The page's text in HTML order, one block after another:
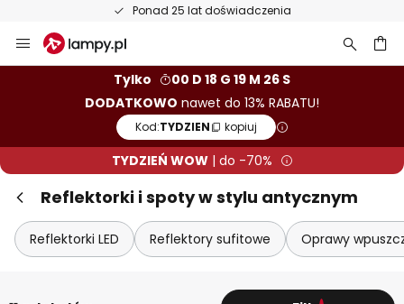
Ponad 25 lat doświadczenia
Przejdź
do
Tylko
00 D 18 G 19 M 26 S
DODATKOWO nawet do 13% RABATU!
Kod:TYDZIEN kopiuj
TYDZIEŃ WOW| do -70%
Reflektorki i spoty w stylu antycznym
Reflektorki LED Reflektory sufitowe Oprawy